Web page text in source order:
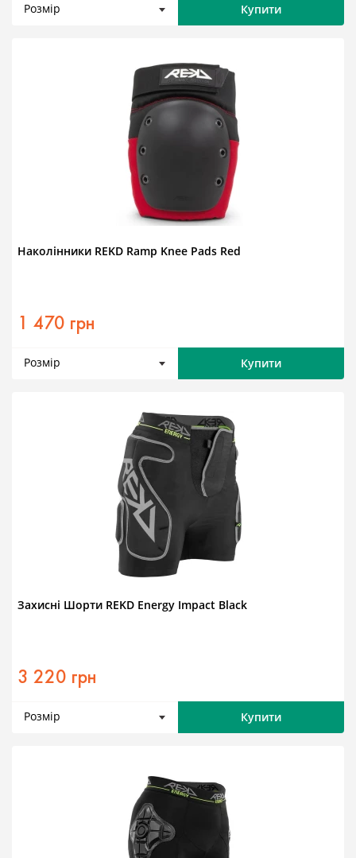
Розмір Купити
Наколінники REKD Ramp Knee Pads Red
1 470 грн
Розмір Купити
Захисні Шорти REKD Energy Impact Black
3 220 грн
Розмір Купити